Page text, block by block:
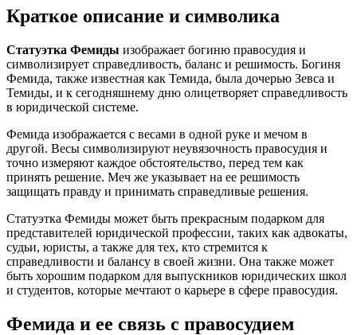
Краткое описание и символика
Статуэтка Фемиды изображает богиню правосудия и
символизирует справедливость, баланс и решимость. Богиня
Фемида, также известная как Темида, была дочерью Зевса и
Темиды, и к сегодняшнему дню олицетворяет справедливость
в юридической системе.
Фемида изображается с весами в одной руке и мечом в
другой. Весы символизируют неувязочность правосудия и
точно измеряют каждое обстоятельство, перед тем как
принять решение. Меч же указывает на ее решимость
защищать правду и принимать справедливые решения.
Статуэтка Фемиды может быть прекрасным подарком для
представителей юридической профессии, таких как адвокаты,
судьи, юристы, а также для тех, кто стремится к
справедливости и балансу в своей жизни. Она также может
быть хорошим подарком для выпускников юридических школ
и студентов, которые мечтают о карьере в сфере правосудия.
Фемида и ее связь с правосудием